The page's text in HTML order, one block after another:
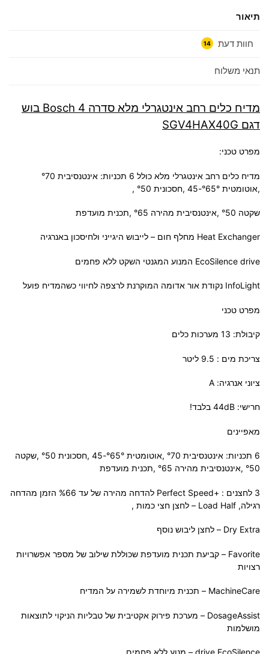
תיאור
חוות דעת 14
תנאי משלוח
מדיח כלים רחב אינטגרלי מלא סדרה 4 Bosch בוש
דגם SGV4HAX40G
מפרט טכני:
מדיח כלים רחב אינטגרלי מלא כולל 6 תכניות: אינטנסיבית °70
,אוטומטית °65°-45 ,חסכונית °50 ,
שקטה °50 ,אינטנסיבית מהירה °65 ,תכנית מועדפת
Heat Exchanger מחלף חום – לייבוש היגייני ולחיסכון באנרגיה
EcoSilence drive המנוע המגנטי השקט ללא פחמים
InfoLight נקודת אור אדומה המוקרנת לרצפה לחיווי כשהמדיח פועל
מפרט טכני
קיבולת: 13 מערכות כלים
צריכת מים : 9.5 ליטר
ציוני אנרגיה: A
חרישי: 44dB בלבד!
מאפיינים
6 תכניות: אינטנסיבית °70 ,אוטומטית °65°-45 ,חסכונית °50 ,שקטה
°50 ,אינטנסיבית מהירה °65 ,תכנית מועדפת
3 לחצנים : +Perfect Speed להדחה מהירה של עד %66 הזמן מהדחה
רגילה, Load Half – לחצן חצי כמות ,
Dry Extra – לחצן ליבוש נוסף
Favorite – קביעת תכנית מועדפת שכוללת שילוב של מספר אפשרויות
רצויות
MachineCare – תכנית מיוחדת לשמירה על המדיח
DosageAssist – מערכת פירוק אקטיבית של טבליות הניקוי לתוצאות
מושלמות
drive EcoSilence – מנוע ללא פחמים